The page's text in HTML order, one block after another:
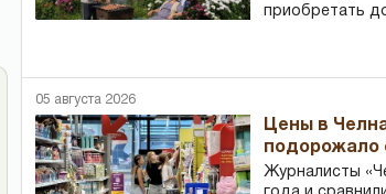
приобретать
05 августа 2026
Цены в
подорожало
Журналисты